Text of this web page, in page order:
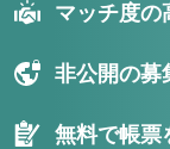
マッチ度の
非公開の募
無料で帳票